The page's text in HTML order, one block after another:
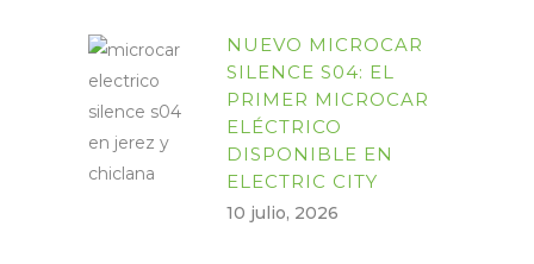
NUEVO MICROCAR
SILENCE S04: EL
PRIMER MICROCAR
ELÉCTRICO
DISPONIBLE EN
ELECTRIC CITY
10 julio, 2026